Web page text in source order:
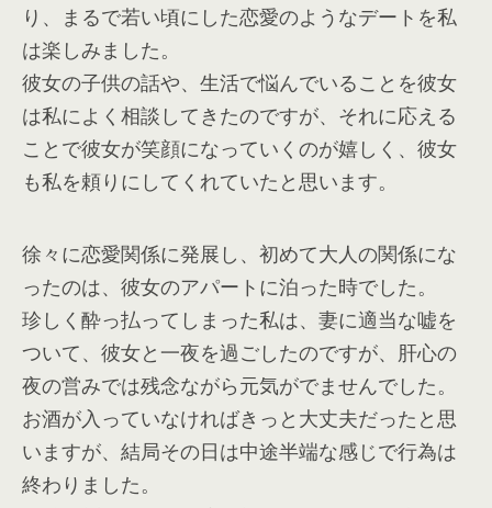
り、まるで若い頃にした恋愛のようなデートを私
は楽しみました。
彼女の子供の話や、生活で悩んでいることを彼女
は私によく相談してきたのですが、それに応える
ことで彼女が笑顔になっていくのが嬉しく、彼女
も私を頼りにしてくれていたと思います。
徐々に恋愛関係に発展し、初めて大人の関係にな
ったのは、彼女のアパートに泊った時でした。
珍しく酔っ払ってしまった私は、妻に適当な嘘を
ついて、彼女と一夜を過ごしたのですが、肝心の
夜の営みでは残念ながら元気がでませんでした。
お酒が入っていなければきっと大丈夫だったと思
いますが、結局その日は中途半端な感じで行為は
終わりました。